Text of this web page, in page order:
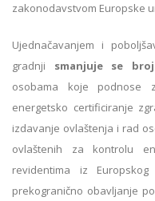
zakonodavstvom Europske
Ujednačavanjem i
gradnji smanjuje se
osobama koje podnose
energetsko certificiranje
izdavanje ovlaštenja i rad
ovlaštenih za kontrolu
revidentima iz
prekogranično obavljanje